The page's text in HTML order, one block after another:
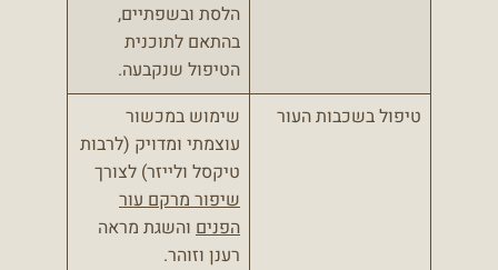
הלסת ובשפתיים,
בהתאם לתוכנית
הטיפול שנקבעה.
טיפול בשכבות העור
שימוש במכשור
עוצמתי ומדויק (לרבות
טיקסל ולייזר) לצורך
שיפור מרקם עור
הפנים והשגת מראה
רענן וזוהר.